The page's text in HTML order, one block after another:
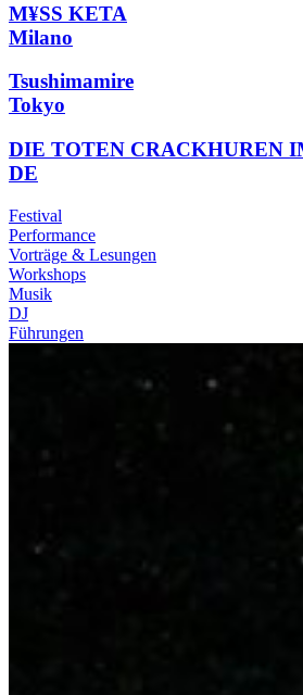
M¥SS KETA
Milano
Tsushimamire
Tokyo
DIE TOTEN CRACKHUREN
DE
Festival
Performance
Vorträge & Lesungen
Workshops
Musik
DJ
Führungen